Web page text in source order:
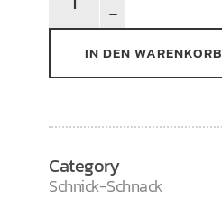
Tribal
Schriftzug
quantity
IN DEN WARENKORB
Category
Schnick-Schnack